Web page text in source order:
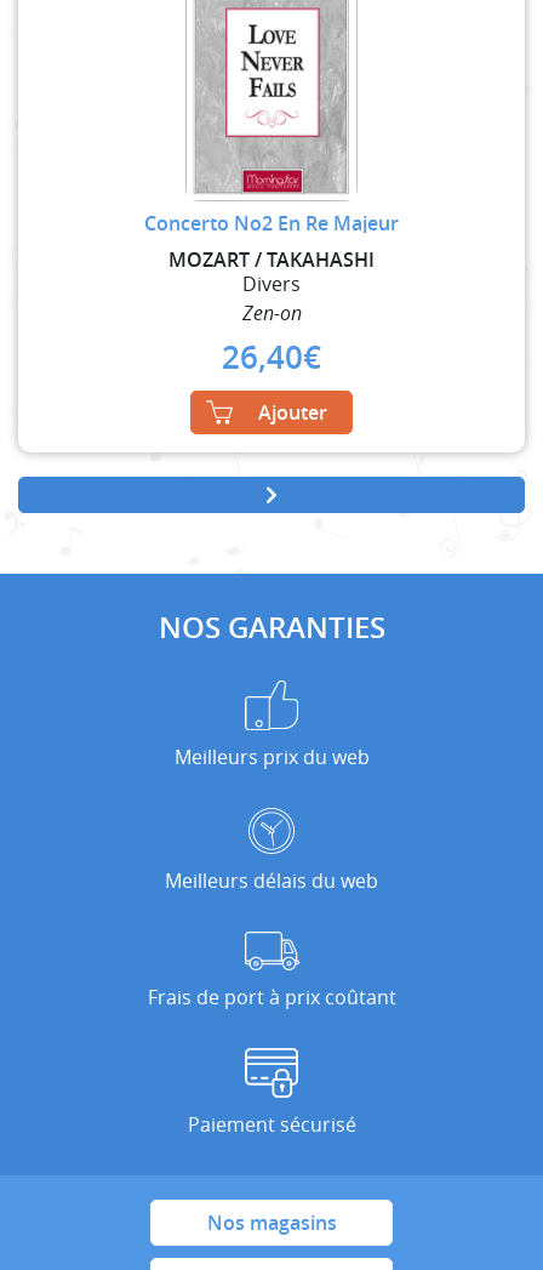
Concerto No2 En Re Majeur
MOZART / TAKAHASHI
Divers
Zen-on
26,40€
Ajouter
NOS GARANTIES
Meilleurs prix du web
Meilleurs délais du web
Frais de port à prix coûtant
Paiement sécurisé
Nos magasins